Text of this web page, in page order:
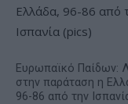
Ευρωπαϊκό Παίδων:
στην παράταση η
96-86 από την